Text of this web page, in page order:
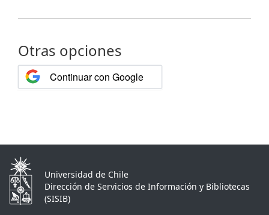
Otras opciones
Continuar con Google
Universidad de Chile
Dirección de Servicios de Información y Bibliotecas
(SISIB)